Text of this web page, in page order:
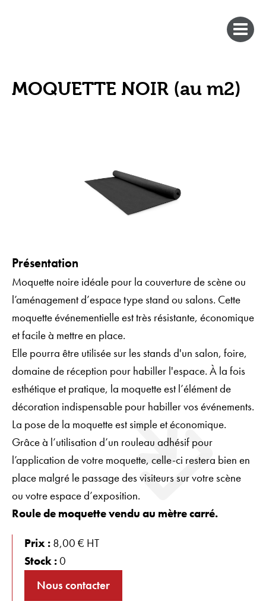
MOQUETTE NOIR (au m2)
Présentation
Moquette noire idéale pour la couverture de scène ou
l’aménagement d’espace type stand ou salons. Cette
moquette événementielle est très résistante, économique
et facile à mettre en place.
Elle pourra être utilisée sur les stands d'un salon, foire,
domaine de réception pour habiller l'espace. À la fois
esthétique et pratique, la moquette est l’élément de
décoration indispensable pour habiller vos événements.
La pose de la moquette est simple et économique.
Grâce à l’utilisation d’un rouleau adhésif pour
l’application de votre moquette, celle-ci restera bien en
place malgré le passage des visiteurs sur votre scène
ou votre espace d’exposition.
Roule de moquette vendu au mètre carré.
Prix : 8,00 € HT
Stock :0
Nous contacter